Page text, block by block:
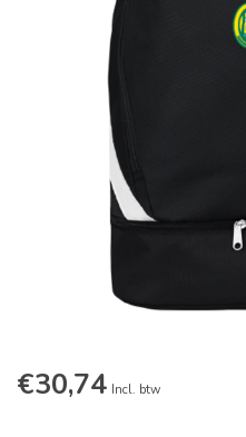
€30,74 Incl. btw